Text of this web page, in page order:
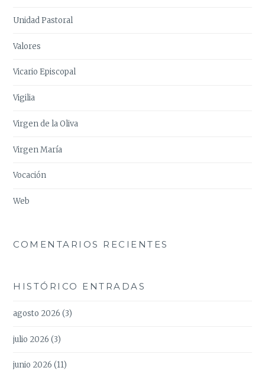
Unidad Pastoral
Valores
Vicario Episcopal
Vigilia
Virgen de la Oliva
Virgen María
Vocación
Web
COMENTARIOS RECIENTES
HISTÓRICO ENTRADAS
agosto 2026 (3)
julio 2026 (3)
junio 2026 (11)